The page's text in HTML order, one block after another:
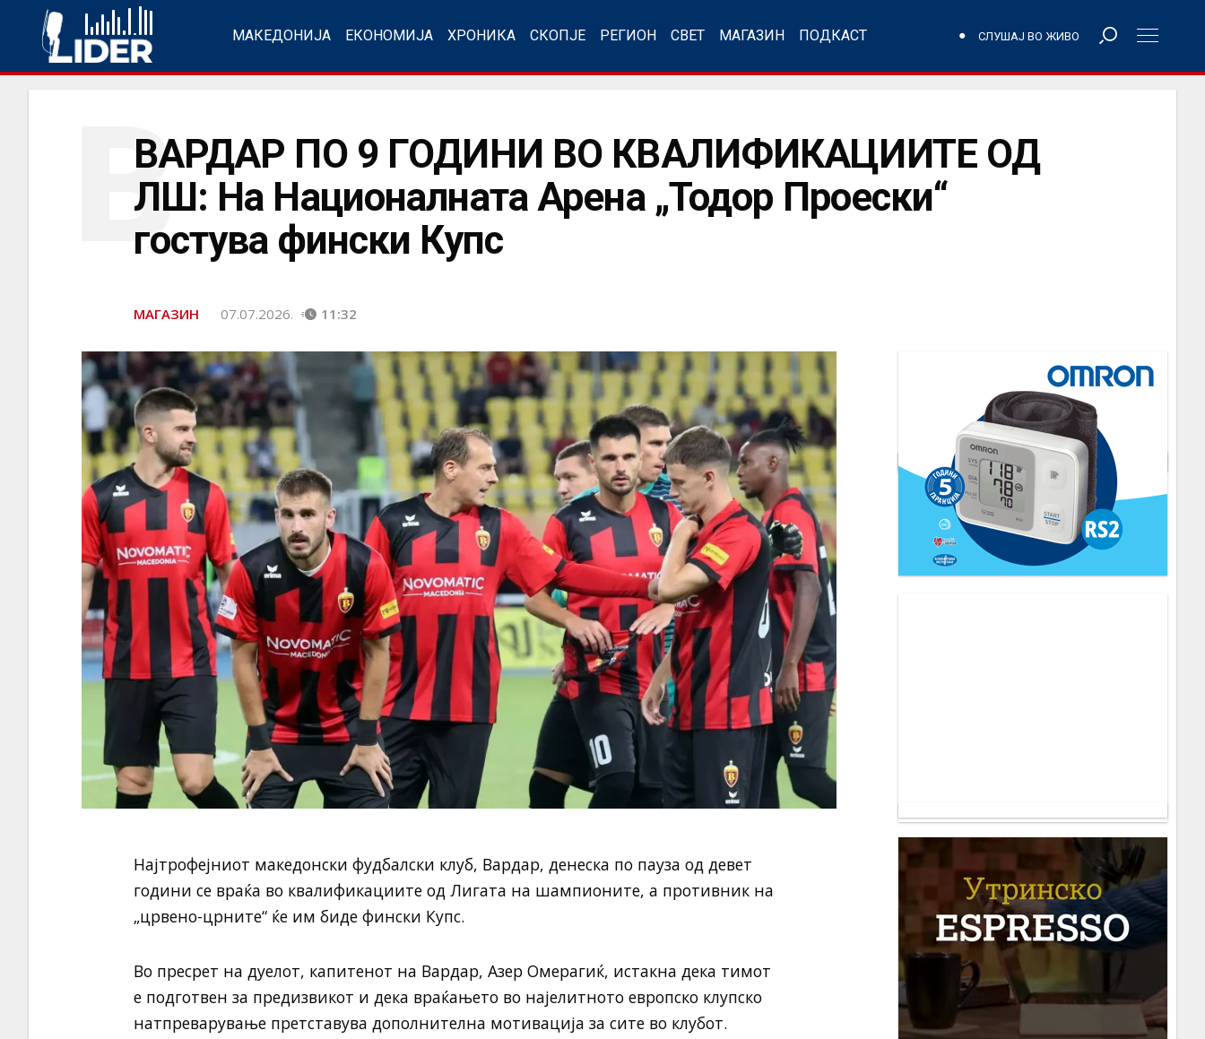
МАКЕДОНИЈА ЕКОНОМИЈА ХРОНИКА СКОПЈЕ РЕГИОН СВЕТ МАГАЗИН ПОДКАСТ СЛУШАЈ ВО ЖИВО
ВАРДАР ПО 9 ГОДИНИ ВО КВАЛИФИКАЦИИТЕ ОД
ЛШ: На Националната Арена „Тодор Проески“
гостува фински Купс
В
МАГАЗИН 07.07.2026. 11:32
Најтрофејниот македонски фудбалски клуб, Вардар, денеска по пауза од девет
години се враќа во квалификациите од Лигата на шампионите, а противник на
„црвено-црните“ ќе им биде фински Купс.
Во пресрет на дуелот, капитенот на Вардар, Азер Омерагиќ, истакна дека тимот
е подготвен за предизвикот и дека враќањето во најелитното европско клупско
натпреварување претставува дополнителна мотивација за сите во клубот.